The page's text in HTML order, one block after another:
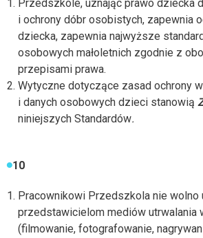
Przedszkole, uznając prawo dziecka
i ochrony dóbr osobistych, zapewnia
dziecka, zapewnia najwyższe
osobowych małoletnich zgodnie z
przepisami prawa.
Wytyczne dotyczące zasad ochrony
i danych osobowych dzieci stanowią
niniejszych Standardów.
10
Pracownikowi Przedszkola nie wolno
przedstawicielom mediów utrwalania
(filmowanie, fotografowanie,